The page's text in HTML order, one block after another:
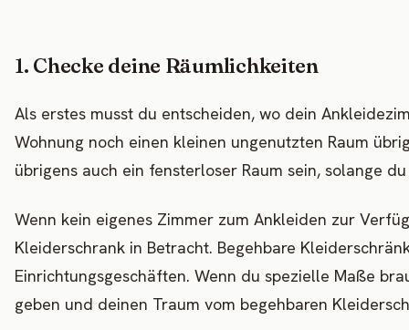
1. Checke deine Räumlichkeiten
Als erstes musst du entscheiden, wo dein
Wohnung noch einen kleinen ungenutzten Raum
übrigens auch ein fensterloser Raum sein, solange
Wenn kein eigenes Zimmer zum Ankleiden zur
Kleiderschrank in Betracht. Begehbare
Einrichtungsgeschäften. Wenn du spezielle Maße
geben und deinen Traum vom begehbaren